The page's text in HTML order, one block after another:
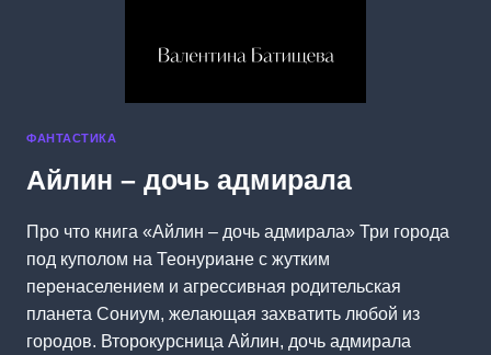
ФАНТАСТИКА
Айлин – дочь адмирала
Про что книга «Айлин – дочь адмирала» Три города
под куполом на Теонуриане с жутким
перенаселением и агрессивная родительская
планета Сониум, желающая захватить любой из
городов. Второкурсница Айлин, дочь адмирала